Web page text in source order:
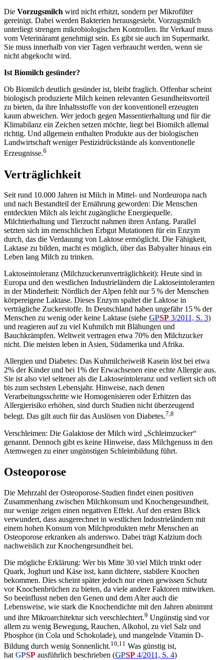
Die Vorzugsmilch wird nicht erhitzt, sondern per Mikrofilter
gereinigt. Dabei werden Bakterien herausgesiebt. Vorzugsmilch
unterliegt strengen mikrobiologischen Kontrollen. Ihr Verkauf muss
vom Veterinäramt genehmigt sein. Es gibt sie auch im Supermarkt.
Sie muss innerhalb von vier Tagen verbraucht werden, wenn sie
nicht abgekocht wird.
Ist Biomilch gesünder?
Ob Biomilch deutlich gesünder ist, bleibt fraglich. Offenbar scheint
biologisch produzierte Milch keinen relevanten Gesundheitsvorteil
zu bieten, da ihre Inhaltsstoffe von der konventionell erzeugten
kaum abweichen. Wer jedoch gegen Massentierhaltung und für die
Klimabilanz ein Zeichen setzen möchte, liegt bei Bio­milch allemal
richtig. Und allgemein enthalten Produkte aus der biologischen
Landwirtschaft weniger Pestizidrückstände als konventionelle
Erzeugnisse.6
Verträglichkeit
Seit rund 10.000 Jahren ist Milch in Mittel- und Nord­europa nach
und nach Bestandteil der Ernährung geworden: Die Menschen
entdeckten Milch als leicht zugängliche Energiequelle.
Milchtierhaltung und Tierzucht nahmen ihren Anfang. Parallel
setzten sich im menschlichen Erbgut Mutationen für ein Enzym
durch, das die Verdauung von Laktose ermöglicht. Die Fähigkeit,
Laktase zu bilden, macht es möglich, über das Babyalter hinaus ein
Leben lang Milch zu trinken.
Laktoseintoleranz (Milchzucker­unverträglichkeit): Heute sind in
Europa und den westlichen Industrieländern die Laktoseintoleranten
in der Minderheit: Nördlich der Alpen fehlt nur 5 % der Menschen
körpereigene Laktase. Dieses Enzym spaltet die Laktose in
verträgliche Zuckerstoffe. In Deutschland haben ungefähr 15 % der
Menschen zu wenig oder keine Laktase (siehe GPSP 3/2011, S. 3)
und reagieren auf zu viel Kuhmilch mit Blähungen und
Bauchkrämpfen. Weltweit vertragen etwa 70% den Milchzucker
nicht. Die meisten leben in Asien, Südamerika und Afrika.
Allergien und Diabetes: Das Kuhmilcheiweiß Kasein löst bei etwa
2% der Kinder und bei 1% der Erwachsenen eine echte Al­lergie aus.
Sie ist also viel seltener als die Laktoseintoleranz und verliert sich oft
bis zum sechsten Lebensjahr. Hinweise, nach denen
Verarbeitungsschritte wie Homogenisieren oder Erhitzen das
Allergierisiko erhöhen, sind durch Studien nicht überzeugend
belegt. Das gilt auch für das Auslösen von Diabetes.7,8
Verschleimen: Die Galaktose der Milch wird „Schleimzucker“
genannt. Dennoch gibt es keine Hinweise, dass Milchgenuss in den
Atemwegen zu einer ungünstigen Schleimbildung führt.
Osteoporose
Die Mehrzahl der Osteoporose-Studien findet einen positiven
Zusammenhang zwischen Milchkonsum und Knochengesundheit,
nur wenige zeigen einen negativen Effekt. Auf den ersten Blick
verwundert, dass ausgerechnet in westlichen Industrieländern mit
einem hohen Konsum von Milchprodukten mehr Menschen an
Osteoporose erkranken als anderswo. Dabei trägt Kalzium doch
nachweislich zur Knochengesundheit bei.
Die mögliche Erklärung: Wer bis Mitte 30 viel Milch trinkt oder
Quark, Joghurt und Käse isst, kann dichtere, stabilere Knochen
bekommen. Dies scheint später jedoch nur einen gewissen Schutz
vor Knochenbrüchen zu bieten, da viele andere Faktoren mitwirken.
So beeinflusst neben den Genen und dem Alter auch die
Lebensweise, wie stark die Knochendichte mit den Jahren abnimmt
und ihre Mikroarchitektur sich verschlechtert.9 Ungünstig sind vor
allem zu wenig Bewegung, Rauchen, Alkohol, zu viel Salz und
Phosphor (in Cola und Schokolade), und mangelnde Vitamin D-
Bildung durch wenig Sonnenlicht.10,11 Was günstig ist,
hat GPSP ausführlich beschrieben (GPSP 4/2011, S. 4)